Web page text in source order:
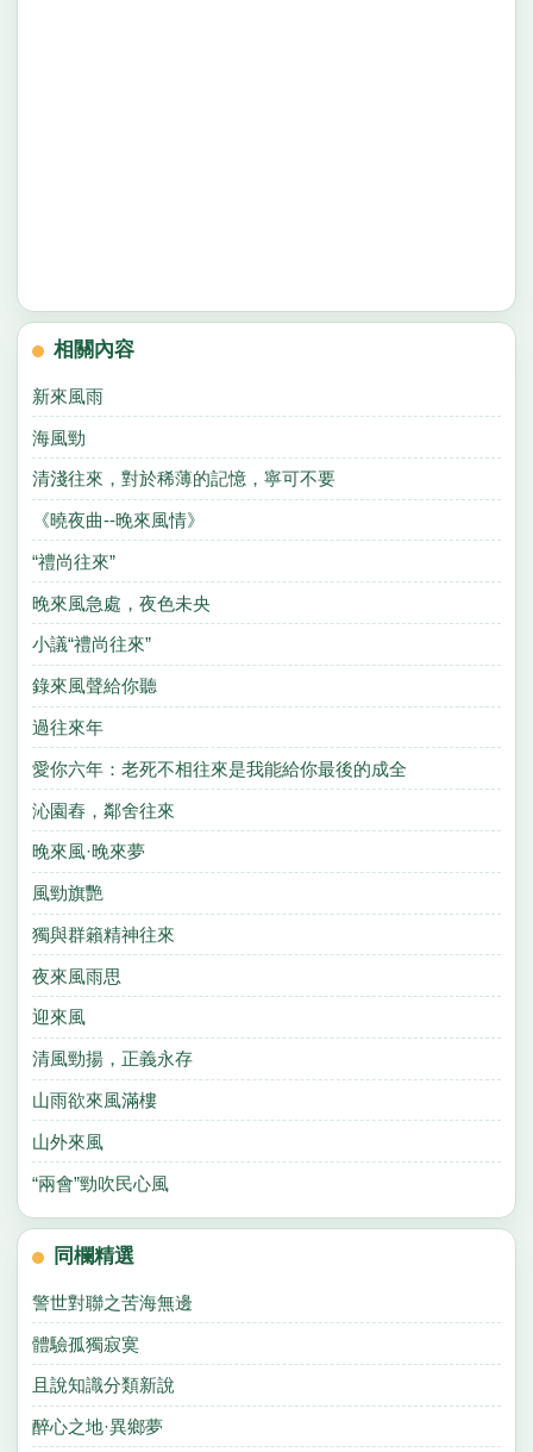
相關內容
新來風雨
海風勁
清淺往來，對於稀薄的記憶，寧可不要
《曉夜曲--晚來風情》
“禮尚往來”
晚來風急處，夜色未央
小議“禮尚往來”
錄來風聲給你聽
過往來年
愛你六年：老死不相往來是我能給你最後的成全
沁園舂，鄰舍往來
晚來風·晚來夢
風勁旗艷
獨與群籟精神往來
夜來風雨思
迎來風
清風勁揚，正義永存
山雨欲來風滿樓
山外來風
“兩會”勁吹民心風
同欄精選
警世對聯之苦海無邊
體驗孤獨寂寞
且說知識分類新說
醉心之地·異鄉夢